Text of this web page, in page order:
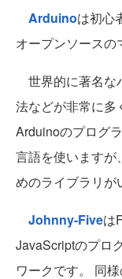
Arduinoは初心
オープンソースの
世界的に著名な
法などが非常に多
Arduinoのプログ
言語を使いますが
めのライブラリが
Johnny-Fiveは
JavaScriptのプロ
ワークです。 同